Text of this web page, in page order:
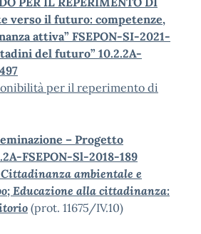
verso il futuro: competenze,
attiva” FSEPON-SI-2021-
del futuro” 10.2.2A-
per il reperimento di
– Progetto
FSEPON-Sl-2018-189
Cittadinanza ambientale e
Educazione alla cittadinanza:
(prot. 11675/IV.10)